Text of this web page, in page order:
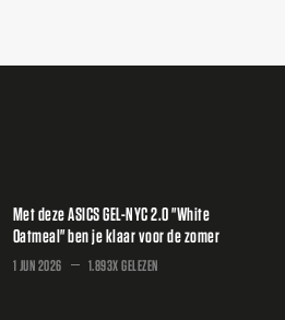
Met deze ASICS GEL-NYC 2.0 "White
Oatmeal" ben je klaar voor de zomer
1 JUN 2026 1.893X GELEZEN